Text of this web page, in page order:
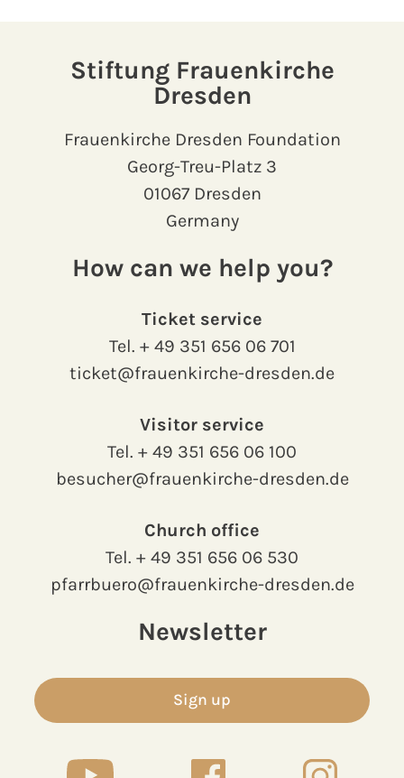
Stiftung Frauenkirche
Dresden
Frauenkirche Dresden Foundation
Georg-Treu-Platz 3
01067 Dresden
Germany
How can we help you?
Ticket service
Tel. + 49 351 656 06 701
ticket@frauenkirche-dresden.de
Visitor service
Tel. + 49 351 656 06 100
besucher@frauenkirche-dresden.de
Church office
Tel. + 49 351 656 06 530
pfarrbuero@frauenkirche-dresden.de
Newsletter
Sign up